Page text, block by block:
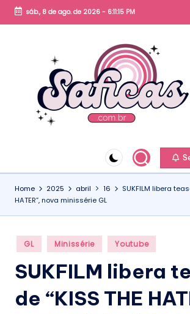
Skip
sáb., 8 de ago. de 2026- 6:11:15 PM
S
a
a
s.
c
o
m
.
b
Home 2025 abril 16
SUKFILM libera
HATER”, nova minissérie GL
Posted
in
GL Minissérie Youtube
SUKFILM libera
de “KISS THE